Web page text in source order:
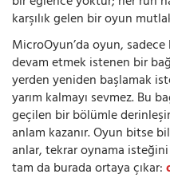
karşılık gelen bir oyun
MicroOyun’da oyun,
devam etmek istenen bir
yerden yeniden başlamak
yarım kalmayı sevmez. Bu
geçilen bir bölümle
anlam kazanır. Oyun bitse
anlar, tekrar oynama
tam da burada ortaya çıkar: